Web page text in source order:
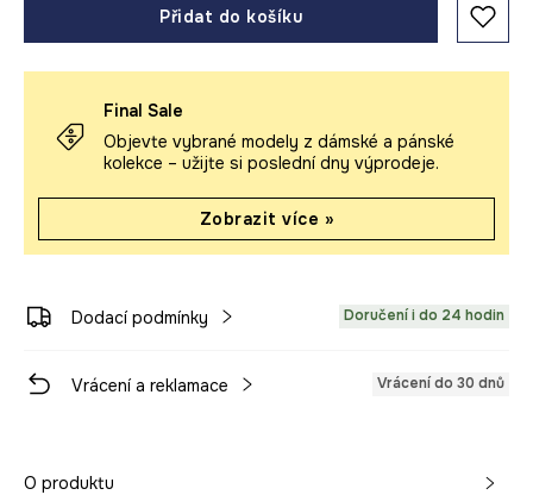
Přidat do košíku
Final Sale
Objevte vybrané modely z dámské a pánské
kolekce – užijte si poslední dny výprodeje.
Zobrazit více »
Dodací podmínky Doručení i do 24 hodin
Vrácení a reklamace Vrácení do 30 dnů
O produktu